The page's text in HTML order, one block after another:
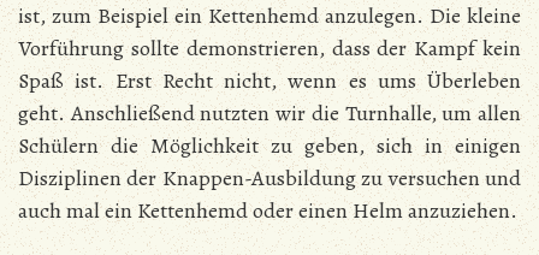
ist, zum Beispiel ein Kettenhemd anzulegen. Die kleine
Vorführung sollte demonstrieren, dass der Kampf kein
Spaß ist. Erst Recht nicht, wenn es ums Überleben
geht. Anschließend nutzten wir die Turnhalle, um allen
Schülern die Möglichkeit zu geben, sich in einigen
Disziplinen der Knappen-Ausbildung zu versuchen und
auch mal ein Kettenhemd oder einen Helm anzuziehen.